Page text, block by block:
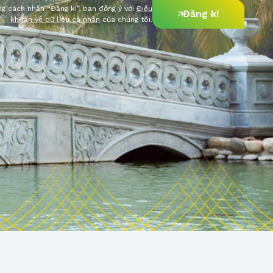
cách nhấn “Đăng kí”, bạn đồng ý vớiĐiều
khoản về dữ liệu cá nhân của chúng tôi. Đăng kí